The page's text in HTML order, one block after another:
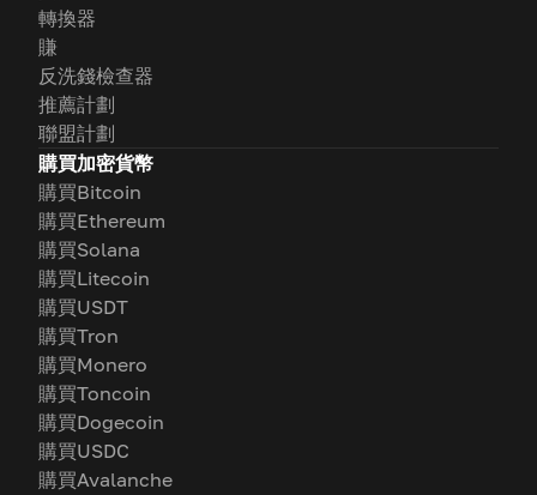
轉換器
賺
反洗錢檢查器
推薦計劃
聯盟計劃
購買加密貨幣
購買Bitcoin
購買Ethereum
購買Solana
購買Litecoin
購買USDT
購買Tron
購買Monero
購買Toncoin
購買Dogecoin
購買USDC
購買Avalanche